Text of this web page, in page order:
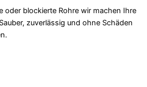
oder blockierte Rohre wir machen Ihre
zuverlässig und ohne Schäden